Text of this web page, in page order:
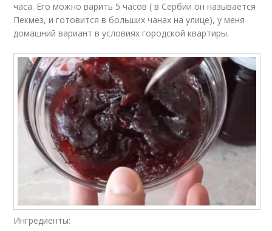
часа. Его можно варить 5 часов ( в Сербии он называется
Пекмез, и готовится в больших чанах на улице), у меня
домашний вариант в условиях городской квартиры.
Ингредиенты: